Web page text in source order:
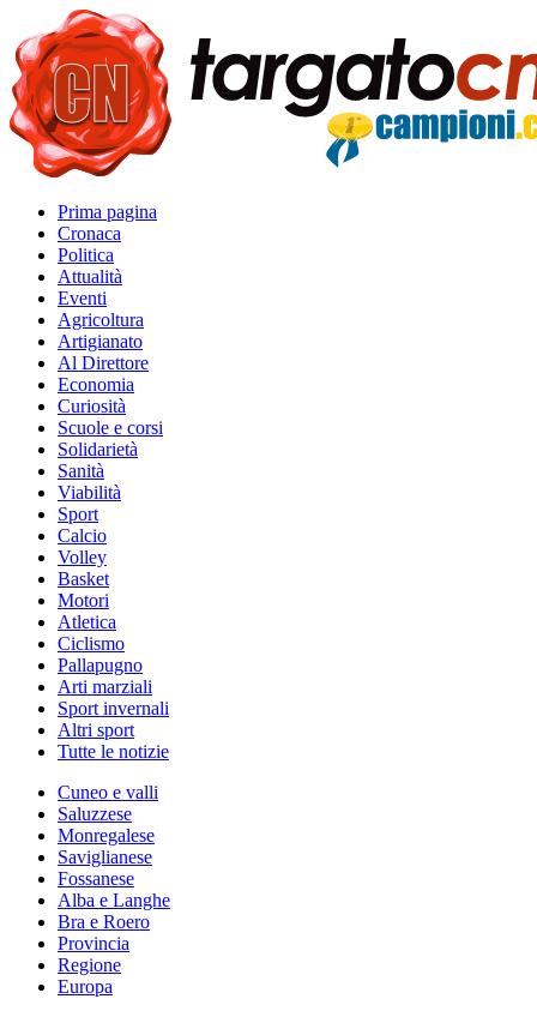
Prima pagina
Cronaca
Politica
Attualità
Eventi
Agricoltura
Artigianato
Al Direttore
Economia
Curiosità
Scuole e corsi
Solidarietà
Sanità
Viabilità
Sport
Calcio
Volley
Basket
Motori
Atletica
Ciclismo
Pallapugno
Arti marziali
Sport invernali
Altri sport
Tutte le notizie
Cuneo e valli
Saluzzese
Monregalese
Saviglianese
Fossanese
Alba e Langhe
Bra e Roero
Provincia
Regione
Europa